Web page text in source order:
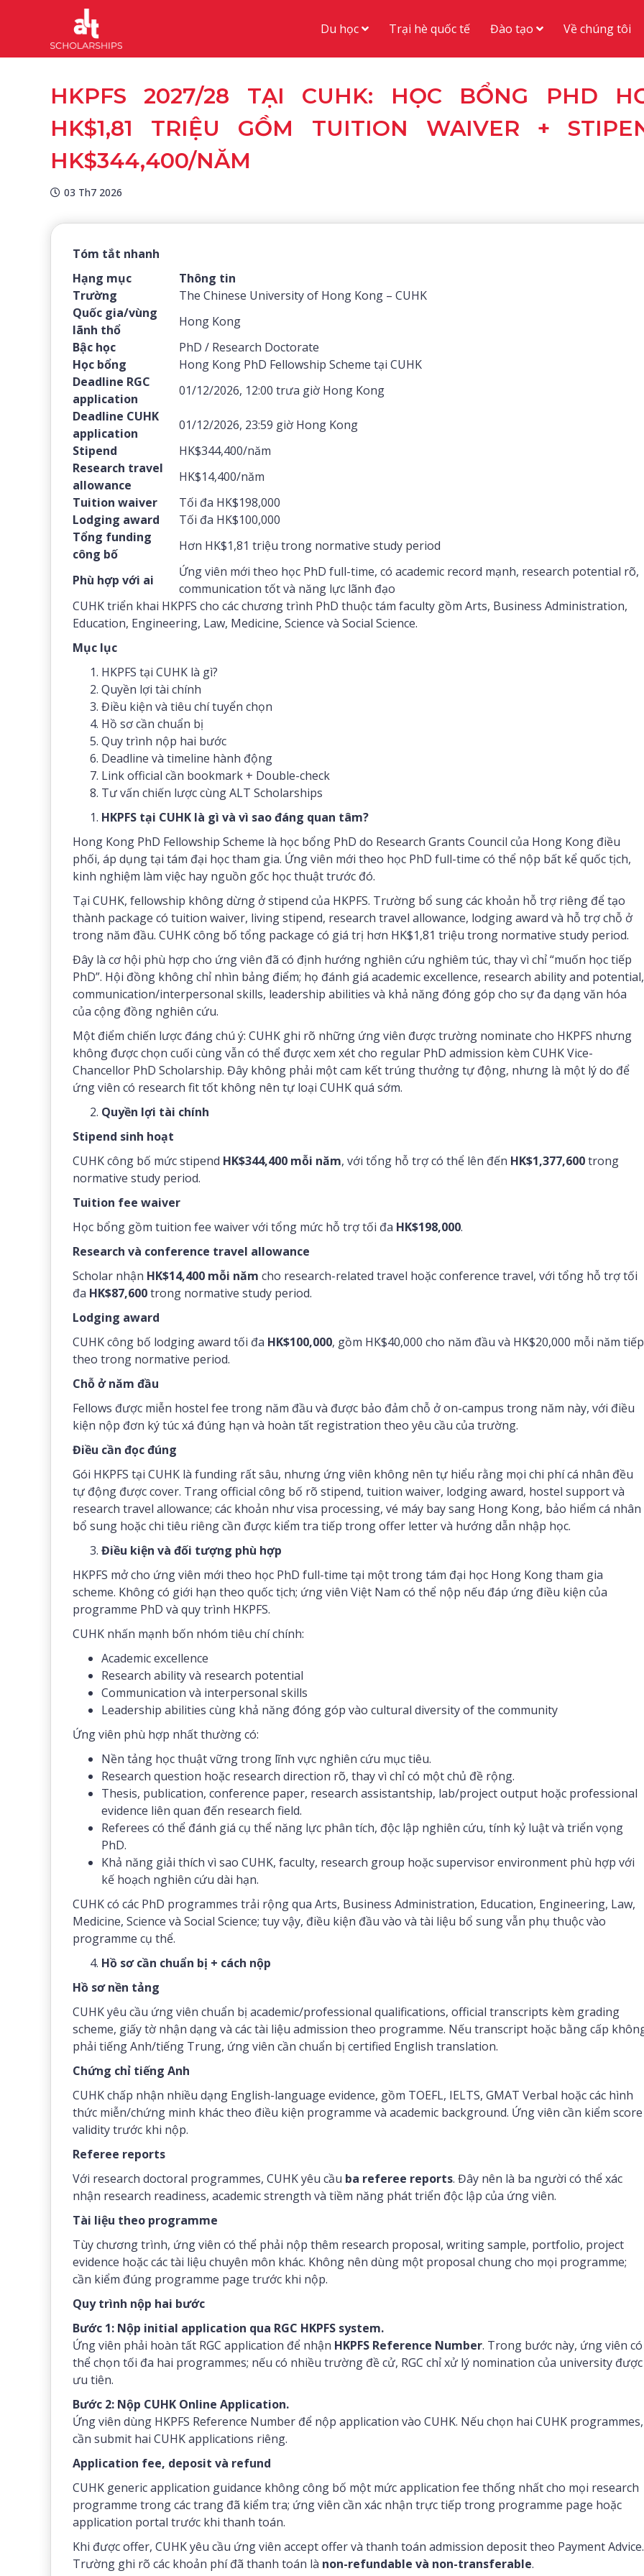
Du học Trại hè quốc tế Đào tạo Về chúng tôi
HKPFS 2027/28 TẠI CUHK: HỌC BỔNG PHD
HK$1,81 TRIỆU GỒM TUITION WAIVER +
HK$344,400/NĂM
03 Th7 2026
Tóm tắt nhanh
Hạng mục
Thông tin
Trường
The Chinese University of Hong Kong – CUHK
Quốc gia/vùng
lãnh thổ
Hong Kong
Bậc học
PhD / Research Doctorate
Học bổng
Hong Kong PhD Fellowship Scheme tại CUHK
Deadline RGC
application
01/12/2026, 12:00 trưa giờ Hong Kong
Deadline CUHK
application
01/12/2026, 23:59 giờ Hong Kong
Stipend
HK$344,400/năm
Research travel
allowance
HK$14,400/năm
Tuition waiver
Tối đa HK$198,000
Lodging award
Tối đa HK$100,000
Tổng funding
công bố
Hơn HK$1,81 triệu trong normative study period
Phù hợp với ai
Ứng viên mới theo học PhD full-time, có academic record mạnh, research potential rõ,
communication tốt và năng lực lãnh đạo
CUHK triển khai HKPFS cho các chương trình PhD thuộc tám faculty gồm Arts, Business Administration,
Education, Engineering, Law, Medicine, Science và Social Science.
Mục lục
HKPFS tại CUHK là gì?
Quyền lợi tài chính
Điều kiện và tiêu chí tuyển chọn
Hồ sơ cần chuẩn bị
Quy trình nộp hai bước
Deadline và timeline hành động
Link official cần bookmark + Double-check
Tư vấn chiến lược cùng ALT Scholarships
HKPFS tại CUHK là gì và vì sao đáng quan tâm?
Hong Kong PhD Fellowship Scheme là học bổng PhD do Research Grants Council của Hong Kong điều
phối, áp dụng tại tám đại học tham gia. Ứng viên mới theo học PhD full-time có thể nộp bất kể quốc tịch,
kinh nghiệm làm việc hay nguồn gốc học thuật trước đó.
Tại CUHK, fellowship không dừng ở stipend của HKPFS. Trường bổ sung các khoản hỗ trợ riêng để tạo
thành package có tuition waiver, living stipend, research travel allowance, lodging award và hỗ trợ chỗ ở
trong năm đầu. CUHK công bố tổng package có giá trị hơn HK$1,81 triệu trong normative study period.
Đây là cơ hội phù hợp cho ứng viên đã có định hướng nghiên cứu nghiêm túc, thay vì chỉ “muốn học tiếp
PhD”. Hội đồng không chỉ nhìn bảng điểm; họ đánh giá academic excellence, research ability and potential,
communication/interpersonal skills, leadership abilities và khả năng đóng góp cho sự đa dạng văn hóa
của cộng đồng nghiên cứu.
Một điểm chiến lược đáng chú ý: CUHK ghi rõ những ứng viên được trường nominate cho HKPFS nhưng
không được chọn cuối cùng vẫn có thể được xem xét cho regular PhD admission kèm CUHK Vice-
Chancellor PhD Scholarship. Đây không phải một cam kết trúng thưởng tự động, nhưng là một lý do để
ứng viên có research fit tốt không nên tự loại CUHK quá sớm.
Quyền lợi tài chính
Stipend sinh hoạt
CUHK công bố mức stipend HK$344,400 mỗi năm, với tổng hỗ trợ có thể lên đến HK$1,377,600trong
normative study period.
Tuition fee waiver
Học bổng gồm tuition fee waiver với tổng mức hỗ trợ tối đa HK$198,000.
Research và conference travel allowance
Scholar nhận HK$14,400 mỗi năm cho research-related travel hoặc conference travel, với tổng hỗ trợ tối
đa HK$87,600trong normative study period.
Lodging award
CUHK công bố lodging award tối đa HK$100,000, gồm HK$40,000 cho năm đầu và HK$20,000 mỗi năm tiếp
theo trong normative period.
Chỗ ở năm đầu
Fellows được miễn hostel fee trong năm đầu và được bảo đảm chỗ ở on-campus trong năm này, với điều
kiện nộp đơn ký túc xá đúng hạn và hoàn tất registration theo yêu cầu của trường.
Điều cần đọc đúng
Gói HKPFS tại CUHK là funding rất sâu, nhưng ứng viên không nên tự hiểu rằng mọi chi phí cá nhân đều
tự động được cover. Trang official công bố rõ stipend, tuition waiver, lodging award, hostel support và
research travel allowance; các khoản như visa processing, vé máy bay sang Hong Kong, bảo hiểm cá nhân
bổ sung hoặc chi tiêu riêng cần được kiểm tra tiếp trong offer letter và hướng dẫn nhập học.
Điều kiện và đối tượng phù hợp
HKPFS mở cho ứng viên mới theo học PhD full-time tại một trong tám đại học Hong Kong tham gia
scheme. Không có giới hạn theo quốc tịch; ứng viên Việt Nam có thể nộp nếu đáp ứng điều kiện của
programme PhD và quy trình HKPFS.
CUHK nhấn mạnh bốn nhóm tiêu chí chính:
Academic excellence
Research ability và research potential
Communication và interpersonal skills
Leadership abilities cùng khả năng đóng góp vào cultural diversity of the community
Ứng viên phù hợp nhất thường có:
Nền tảng học thuật vững trong lĩnh vực nghiên cứu mục tiêu.
Research question hoặc research direction rõ, thay vì chỉ có một chủ đề rộng.
Thesis, publication, conference paper, research assistantship, lab/project output hoặc professional
evidence liên quan đến research field.
Referees có thể đánh giá cụ thể năng lực phân tích, độc lập nghiên cứu, tính kỷ luật và triển vọng
PhD.
Khả năng giải thích vì sao CUHK, faculty, research group hoặc supervisor environment phù hợp với
kế hoạch nghiên cứu dài hạn.
CUHK có các PhD programmes trải rộng qua Arts, Business Administration, Education, Engineering, Law,
Medicine, Science và Social Science; tuy vậy, điều kiện đầu vào và tài liệu bổ sung vẫn phụ thuộc vào
programme cụ thể.
Hồ sơ cần chuẩn bị + cách nộp
Hồ sơ nền tảng
CUHK yêu cầu ứng viên chuẩn bị academic/professional qualifications, official transcripts kèm grading
scheme, giấy tờ nhận dạng và các tài liệu admission theo programme. Nếu transcript hoặc bằng cấp
phải tiếng Anh/tiếng Trung, ứng viên cần chuẩn bị certified English translation.
Chứng chỉ tiếng Anh
CUHK chấp nhận nhiều dạng English-language evidence, gồm TOEFL, IELTS, GMAT Verbal hoặc các hình
thức miễn/chứng minh khác theo điều kiện programme và academic background. Ứng viên cần kiểm score
validity trước khi nộp.
Referee reports
Với research doctoral programmes, CUHK yêu cầu ba referee reports. Đây nên là ba người có thể xác
nhận research readiness, academic strength và tiềm năng phát triển độc lập của ứng viên.
Tài liệu theo programme
Tùy chương trình, ứng viên có thể phải nộp thêm research proposal, writing sample, portfolio, project
evidence hoặc các tài liệu chuyên môn khác. Không nên dùng một proposal chung cho mọi programme;
cần kiểm đúng programme page trước khi nộp.
Quy trình nộp hai bước
Bước 1: Nộp initial application qua RGC HKPFS system.
Ứng viên phải hoàn tất RGC application để nhận HKPFS Reference Number. Trong bước này, ứng viên có
thể chọn tối đa hai programmes; nếu có nhiều trường đề cử, RGC chỉ xử lý nomination của university được
ưu tiên.
Bước 2: Nộp CUHK Online Application.
Ứng viên dùng HKPFS Reference Number để nộp application vào CUHK. Nếu chọn hai CUHK programmes,
cần submit hai CUHK applications riêng.
Application fee, deposit và refund
CUHK generic application guidance không công bố một mức application fee thống nhất cho mọi research
programme trong các trang đã kiểm tra; ứng viên cần xác nhận trực tiếp trong programme page hoặc
application portal trước khi thanh toán.
Khi được offer, CUHK yêu cầu ứng viên accept offer và thanh toán admission deposit theo Payment Advice.
Trường ghi rõ các khoản phí đã thanh toán là non-refundable và non-transferable.